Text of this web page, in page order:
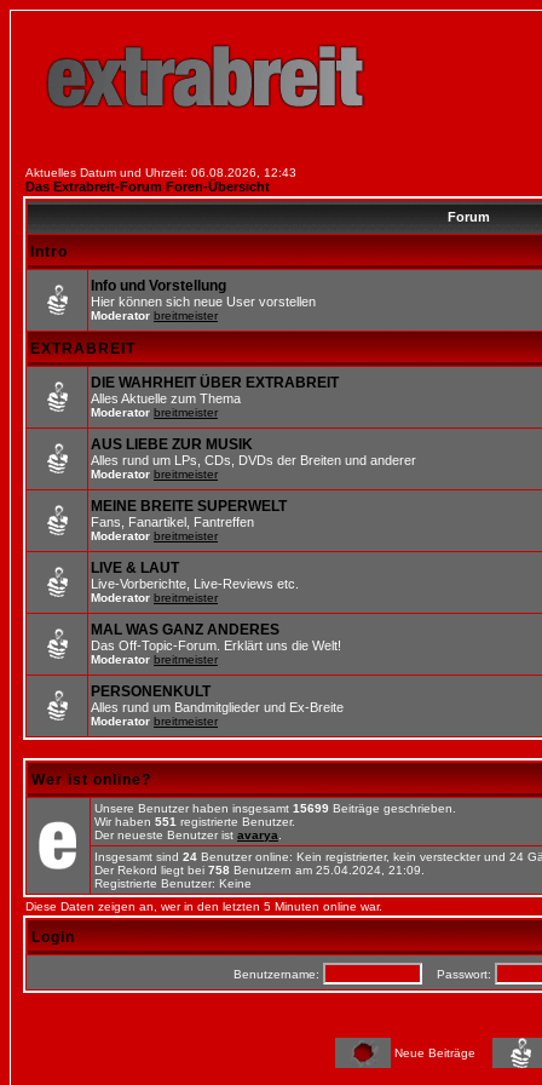
Aktuelles Datum und Uhrzeit: 06.08.2026, 12:43
Das Extrabreit-Forum Foren-Übersicht
Forum
Intro
Info und Vorstellung
Hier können sich neue User vorstellen
Moderator breitmeister
EXTRABREIT
DIE WAHRHEIT ÜBER EXTRABREIT
Alles Aktuelle zum Thema
Moderator breitmeister
AUS LIEBE ZUR MUSIK
Alles rund um LPs, CDs, DVDs der Breiten und anderer
Moderator breitmeister
MEINE BREITE SUPERWELT
Fans, Fanartikel, Fantreffen
Moderator breitmeister
LIVE & LAUT
Live-Vorberichte, Live-Reviews etc.
Moderator breitmeister
MAL WAS GANZ ANDERES
Das Off-Topic-Forum. Erklärt uns die Welt!
Moderator breitmeister
PERSONENKULT
Alles rund um Bandmitglieder und Ex-Breite
Moderator breitmeister
Wer ist online?
Unsere Benutzer haben insgesamt 15699 Beiträge geschrieben.
Wir haben 551 registrierte Benutzer.
Der neueste Benutzer ist avarya
Insgesamt sind 24 Benutzer online: Kein registrierter, kein versteckter und 24
Der Rekord liegt bei 758 Benutzern am 25.04.2024, 21:09.
Registrierte Benutzer: Keine
Diese Daten zeigen an, wer in den letzten 5 Minuten online war.
Login
Benutzername: Passwort:
Neue Beiträge